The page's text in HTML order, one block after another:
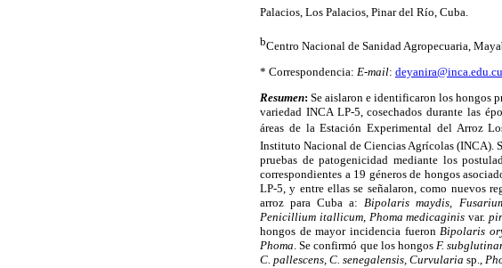
Palacios, Los Palacios, Pinar del Río, Cuba.
bCentro Nacional de Sanidad Agropecuaria,
* Correspondencia: E-mail: deyanira@inca.edu.cu
Resumen: Se aislaron e identificaron los hongos
variedad INCA LP-5, cosechados durante las
áreas de la Estación Experimental del Arroz
Instituto Nacional de Ciencias Agrícolas (INCA).
pruebas de patogenicidad mediante los
correspondientes a 19 géneros de hongos
LP-5, y entre ellas se señalaron, como nuevos
arroz para Cuba a:Bipolaris maydis,
Penicillium itallicum, Phoma medicaginisvar.
hongos de mayor incidencia fueronBipolaris
Phoma. Se confirmó que los hongosF.
C. pallescens, C. senegalensis, Curvularia sp.,